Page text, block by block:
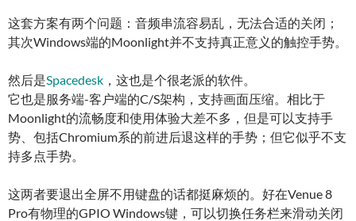
这套方案有两个问题：音频串流容易乱，无法合适的关闭；
其次Windows端的Moonlight并不支持真正意义的触控手势。
然后是Spacedesk ，这也是个很老派的软件。
它也是服务端-客户端的C/S架构，支持画面压缩。相比于
Moonlight的流畅度和使用体验大差不多，但是可以支持手
势、包括Chromium系的前进后退这样的手势；但它似乎不支
持多点手势。
这两者要退出全屏不用键盘的话都挺麻烦的。好在Venue 8
Pro有物理的GPIO Windows键，可以切换任务栏来滑动关闭